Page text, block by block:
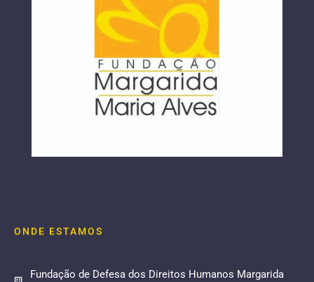
ONDE ESTAMOS
Fundação de Defesa dos Direitos Humanos Margarida